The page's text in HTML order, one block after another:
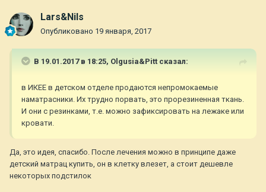
Lars&Nils
Опубликовано 19 января, 2017
В 19.01.2017 в 18:25, Olgusia&Pitt сказал:
в ИКЕЕ в детском отделе продаются непромокаемые
наматрасники. Их трудно порвать, это прорезиненная ткань.
И они с резинками, т.е. можно зафиксировать на лежаке или
кровати.
Да, это идея, спасибо. После лечения можно в принципе даже
детский матрац купить, он в клетку влезет, а стоит дешевле
некоторых подстилок